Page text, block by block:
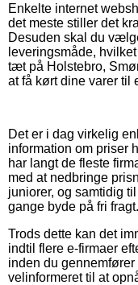
Enkelte internet
det meste stiller det
Desuden skal du
leveringsmåde,
tæt på Holstebro,
at få kørt dine varer til
Det er i dag virkelig
information om priser
har langt de fleste
med at nedbringe
juniorer, og samtidig
gange byde på fri fragt.
Trods dette kan det
indtil flere e-firmaer
inden du
velinformeret til at